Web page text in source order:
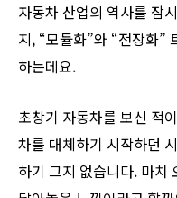
자동차 산업의 역사를 잠
지, “모듈화”와 “전장화”
하는데요.
초창기 자동차를 보신 적
차를 대체하기 시작하던
하기 그지 없습니다. 마치